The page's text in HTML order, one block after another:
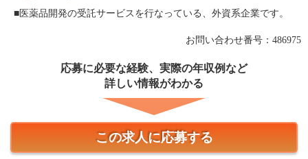
■医薬品開発の受託サービスを行なっている、外資系企業です。
お問い合わせ番号：486975
応募に必要な経験、実際の年収例など
詳しい情報がわかる
この求人に応募する